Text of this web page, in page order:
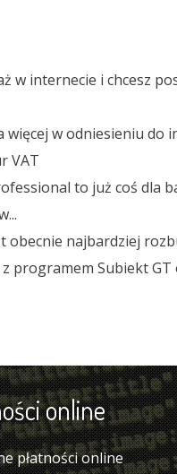
w internecie i chcesz
w odniesieniu do
VAT
to już coś dla
obecnie najbardziej
programem Subiekt GT
online
płatności online